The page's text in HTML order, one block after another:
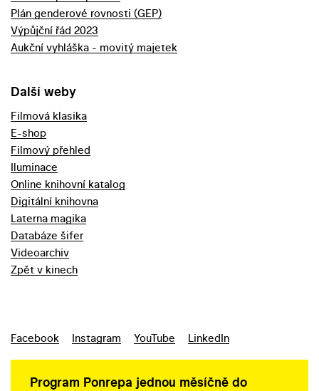
Plán genderové rovnosti (GEP)
Výpůjční řád 2023
Aukční vyhláška - movitý majetek
Další weby
Filmová klasika
E-shop
Filmový přehled
Iluminace
Online knihovní katalog
Digitální knihovna
Laterna magika
Databáze šifer
Videoarchiv
Zpět v kinech
Facebook Instagram YouTube LinkedIn
Program Ponrepa jednou měsíčně do